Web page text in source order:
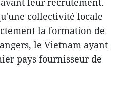
collectivité locale
la formation de
le Vietnam ayant
pays fournisseur de